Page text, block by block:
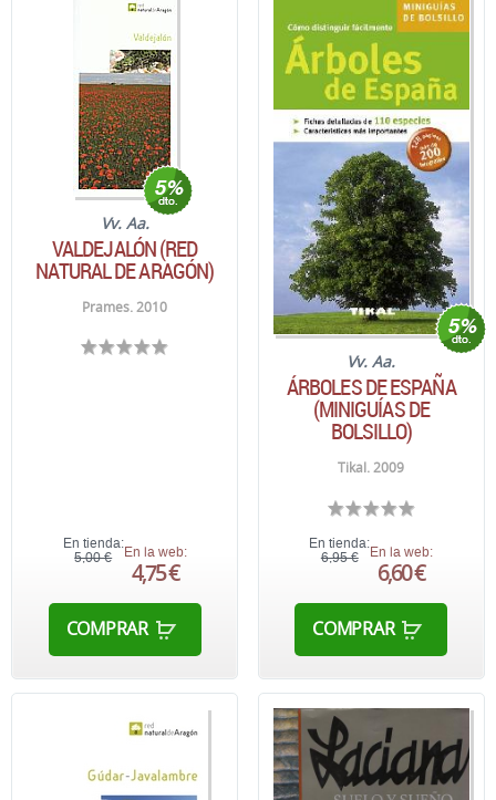
Vv. Aa.
VALDEJALÓN (RED
NATURAL DE ARAGÓN)
Prames. 2010
En tienda:
5,00 €
En la web:
4,75 €
COMPRAR
Vv. Aa.
ÁRBOLES DE ESPAÑA
(MINIGUÍAS DE
BOLSILLO)
Tikal. 2009
En tienda:
6,95 €
En la web:
6,60 €
COMPRAR